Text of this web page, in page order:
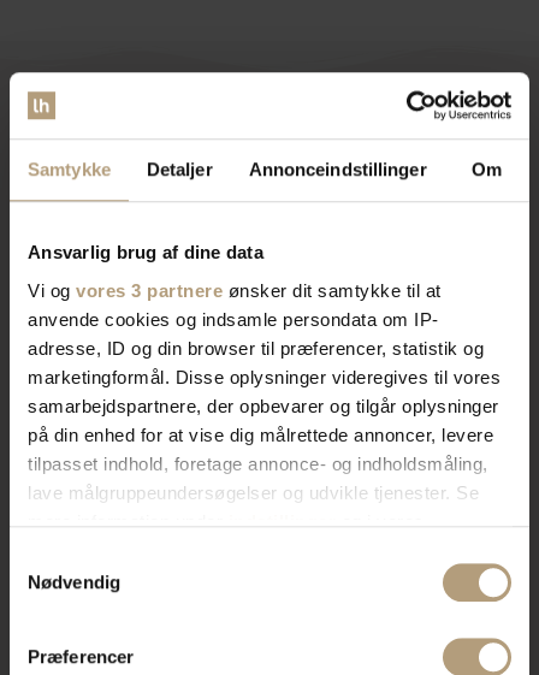
Samtykke Detaljer Annonceindstillinger Om
Ansvarlig brug af dine data
Vi og vores 3 partnere ønsker dit samtykke til at
anvende cookies og indsamle persondata om IP-
adresse, ID og din browser til præferencer, statistik og
marketingformål. Disse oplysninger videregives til vores
samarbejdspartnere, der opbevarer og tilgår oplysninger
på din enhed for at vise dig målrettede annoncer, levere
tilpasset indhold, foretage annonce- og indholdsmåling,
lave målgruppeundersøgelser og udvikle tjenester. Se
tilbage eller ændre indstillinger fra vores
"Cookiedeklaration", eller ved at trykke på "Privacy
Nødvendig
Præferencer
Vi er specialisterindenfor
indretning af private hjem og
erhvervslokaler​
Vores brede sortiment forvandler dit rum med stil og
funktionalitet. Find tidløst design, æstetik, eller
farverigt interiør. Vi har skænke, TV-borde, bordben,
og mere, der afspejler din stil. Vores produkter
kombinerer skønhed og praktik for et hjem der
imponerer. Skab rummet du drømmer om med os.
Bliv kontaktet af en salgskonsulent